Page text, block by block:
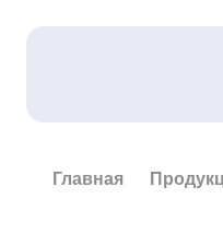
Главная